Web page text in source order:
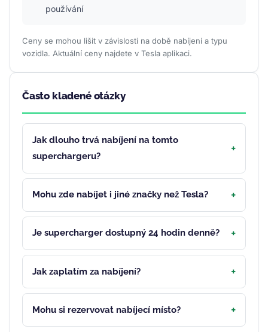
používání
Ceny se mohou lišit v závislosti na době nabíjení a typu
vozidla. Aktuální ceny najdete v Tesla aplikaci.
Často kladené otázky
Jak dlouho trvá nabíjení na tomto
superchargeru?
Mohu zde nabíjet i jiné značky než Tesla?
Je supercharger dostupný 24 hodin denně?
Jak zaplatím za nabíjení?
Mohu si rezervovat nabíjecí místo?